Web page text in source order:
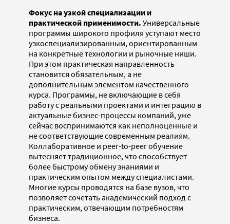
Фокус на узкой специализации и
практической применимости. Универсальные
программы широкого профиля уступают место
узкоспециализированным, ориентированным
на конкретные технологии и рыночные ниши.
При этом практическая направленность
становится обязательным, а не
дополнительным элементом качественного
курса. Программы, не включающие в себя
работу с реальными проектами и интеграцию в
актуальные бизнес-процессы компаний, уже
сейчас воспринимаются как неполноценные и
не соответствующие современным реалиям.
Коллаборативное и peer-to-peer обучение
вытесняет традиционное, что способствует
более быстрому обмену знаниями и
практическим опытом между специалистами.
Многие курсы проводятся на базе вузов, что
позволяет сочетать академический подход с
практическим, отвечающим потребностям
бизнеса.